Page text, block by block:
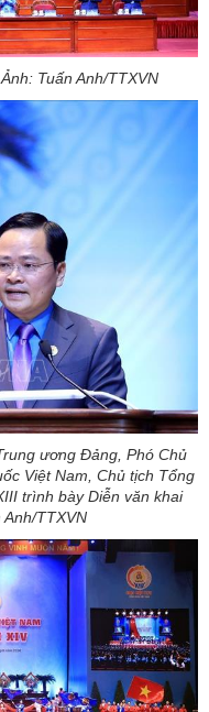
Tuấn Anh/TTXVN
ương Đảng, Phó Chủ
Việt Nam, Chủ tịch Tổng
trình bày Diễn văn khai
TTXVN